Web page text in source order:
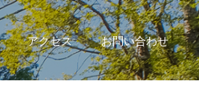
アクセス お問い合わせ